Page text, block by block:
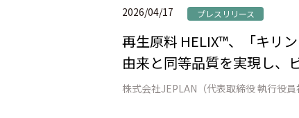
2026/04/17 プレスリリース
再生原料 HELIX™、「キリ
由来と同等品質を実現し、